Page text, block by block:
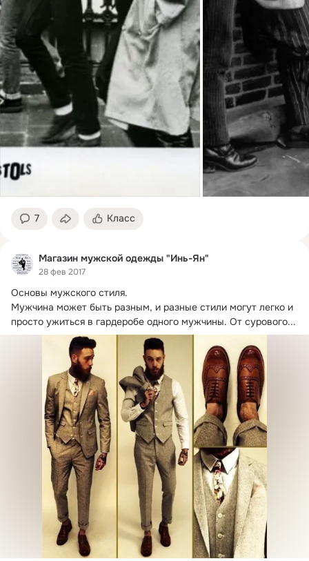
7 Класс
Магазин мужской одежды "Инь-Ян"
28 фев 2017
Основы мужского стиля.
Мужчина может быть разным, и разные стили могут легко и
просто ужиться в гардеробе одного мужчины. От сурового...